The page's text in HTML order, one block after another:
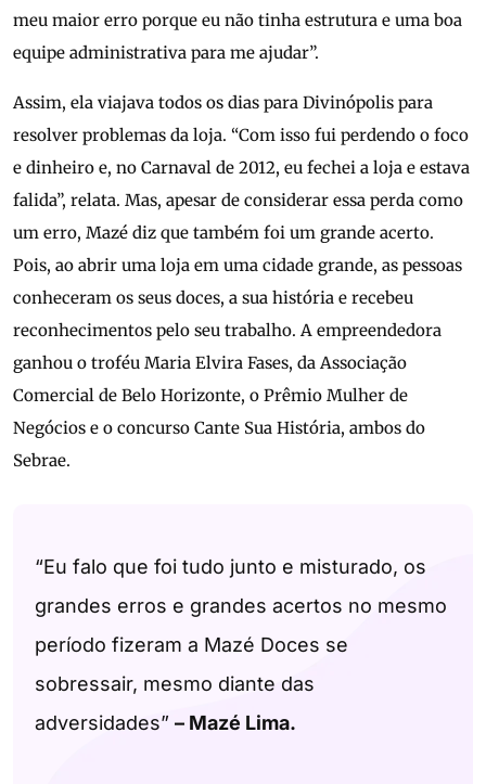
meu maior erro porque eu não tinha estrutura e uma boa
equipe administrativa para me ajudar”.
Assim, ela viajava todos os dias para Divinópolis para
resolver problemas da loja. “Com isso fui perdendo o foco
e dinheiro e, no Carnaval de 2012, eu fechei a loja e estava
falida”, relata. Mas, apesar de considerar essa perda como
um erro, Mazé diz que também foi um grande acerto.
Pois, ao abrir uma loja em uma cidade grande, as pessoas
conheceram os seus doces, a sua história e recebeu
reconhecimentos pelo seu trabalho. A empreendedora
ganhou o troféu Maria Elvira Fases, da Associação
Comercial de Belo Horizonte, o Prêmio Mulher de
Negócios e o concurso Cante Sua História, ambos do
Sebrae.
“Eu falo que foi tudo junto e misturado, os
grandes erros e grandes acertos no mesmo
período fizeram a Mazé Doces se
sobressair, mesmo diante das
adversidades” – Mazé Lima.